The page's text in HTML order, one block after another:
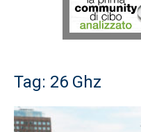
Tag: 26 Ghz